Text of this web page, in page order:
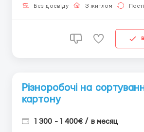
нетто Додаткові години та премії
Без досвіду З житлом
Різноробочі на
картону
1 300 - 1 400€ / в месяц